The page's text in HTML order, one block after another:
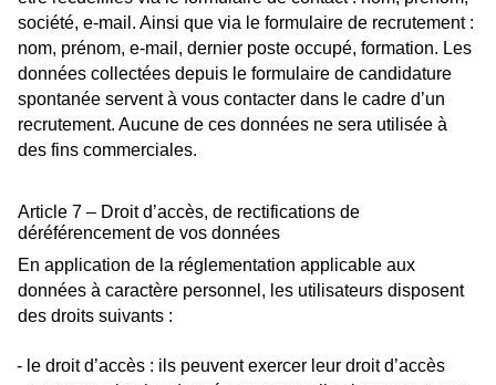
société, e-mail. Ainsi que via le formulaire de recrutement :
nom, prénom, e-mail, dernier poste occupé, formation. Les
données collectées depuis le formulaire de candidature
spontanée servent à vous contacter dans le cadre d’un
recrutement. Aucune de ces données ne sera utilisée à
des fins commerciales.
Article 7 – Droit d’accès, de rectifications de
déréférencement de vos données
En application de la réglementation applicable aux
données à caractère personnel, les utilisateurs disposent
des droits suivants :
le droit d’accès : ils peuvent exercer leur droit d’accès